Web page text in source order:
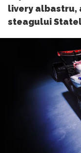
livery albastru,
steagului